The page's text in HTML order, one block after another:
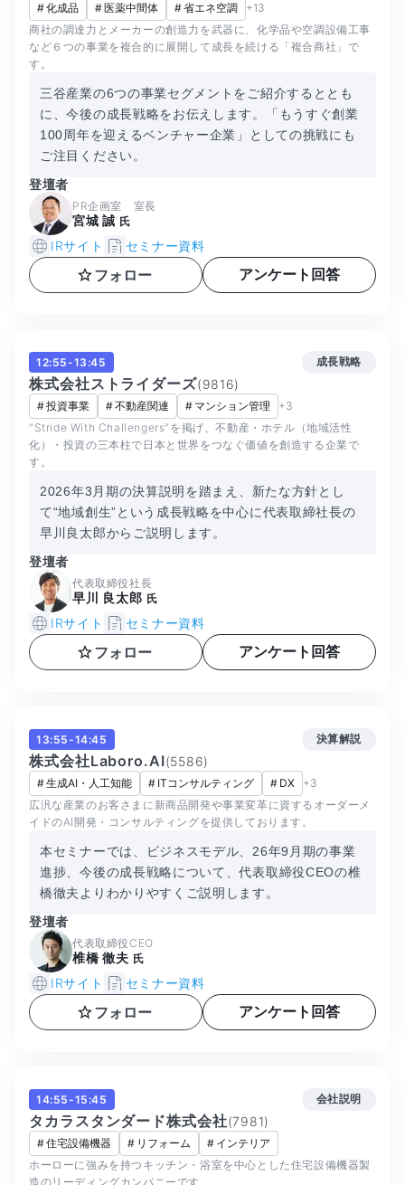
#化成品 #医薬中間体 #省エネ空調 +13
商社の調達力とメーカーの創造力を武器に、化学品や空調設備工事
など６つの事業を複合的に展開して成長を続ける「複合商社」で
す。
三谷産業の6つの事業セグメントをご紹介するととも
に、今後の成長戦略をお伝えします。「もうすぐ創業
100周年を迎えるベンチャー企業」としての挑戦にも
ご注目ください。
登壇者
PR企画室 室長
宮城 誠 氏
IRサイト セミナー資料
フォロー アンケート回答
12:55-13:45 成長戦略
株式会社ストライダーズ(9816)
#投資事業 #不動産関連 # マンション管理 +3
"Stride With Challengers"を掲げ、不動産・ホテル（地域活性
化）・投資の三本柱で日本と世界をつなぐ価値を創造する企業で
す。
2026年3月期の決算説明を踏まえ、新たな方針とし
て“地域創生”という成長戦略を中心に代表取締社長の
早川良太郎からご説明します。
登壇者
代表取締役社長
早川 良太郎 氏
IRサイト セミナー資料
フォロー アンケート回答
13:55-14:45 決算解説
株式会社Laboro.AI(5586)
#生成AI・人工知能 # ITコンサルティング # DX +3
広汎な産業のお客さまに新商品開発や事業変革に資するオーダーメ
イドのAI開発・コンサルティングを提供しております。
本セミナーでは、ビジネスモデル、26年9月期の事業
進捗、今後の成長戦略について、代表取締役CEOの椎
橋徹夫よりわかりやすくご説明します。
登壇者
代表取締役CEO
椎橋 徹夫 氏
IRサイト セミナー資料
フォロー アンケート回答
14:55-15:45 会社説明
タカラスタンダード株式会社(7981)
#住宅設備機器 # リフォーム # インテリア
ホーローに強みを持つキッチン・浴室を中心とした住宅設備機器製
造のリーディングカンパニーです。